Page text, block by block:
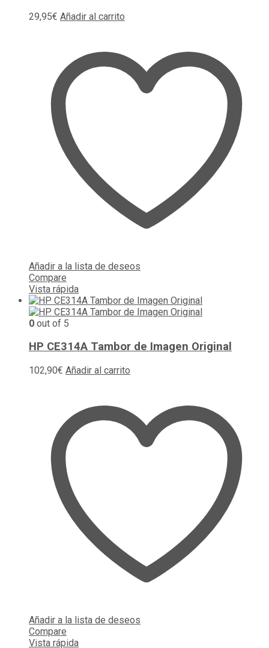
29,95€ Añadir al carrito
Añadir a la lista de deseos
Compare
Vista rápida
0 out of 5
HP CE314A Tambor de Imagen Original
102,90€ Añadir al carrito
Añadir a la lista de deseos
Compare
Vista rápida